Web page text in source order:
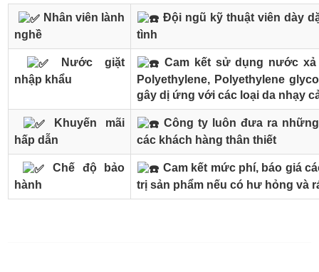
Nhân viên lành
nghề
Đội ngũ kỹ thuật viên dày
tình
Nước giặt
nhập khẩu
Cam kết sử dụng nước
Polyethylene, Polyethylene
gây dị ứng với các loại da nhạy
Khuyến mãi
hấp dẫn
Công ty luôn đưa ra
các khách hàng thân thiết
Chế độ bảo
hành
Cam kết mức phí, báo giá
trị sản phẩm nếu có hư hỏng và